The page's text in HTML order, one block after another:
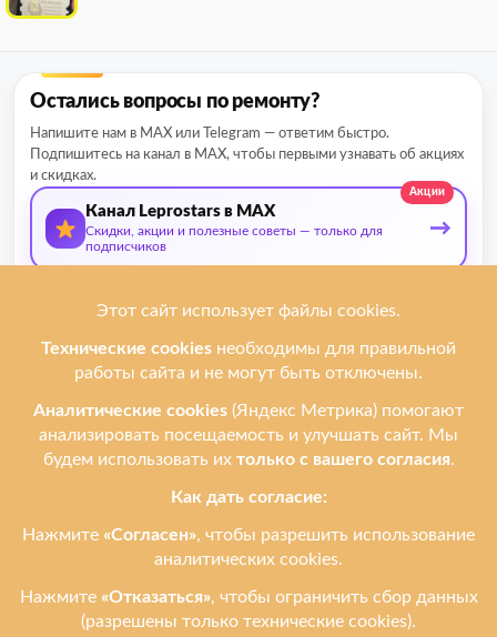
Остались вопросы по ремонту?
Напишите нам в MAX или Telegram — ответим быстро.
Подпишитесь на канал в MAX, чтобы первыми узнавать об акциях
и скидках.
Акции
Канал Leprostars в MAX
Скидки, акции и полезные советы — только для
подписчиков
→
О нас
Мы ремонтируем
Ремонтируем бренды
Контакты